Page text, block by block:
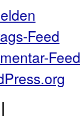
Feed
Feed